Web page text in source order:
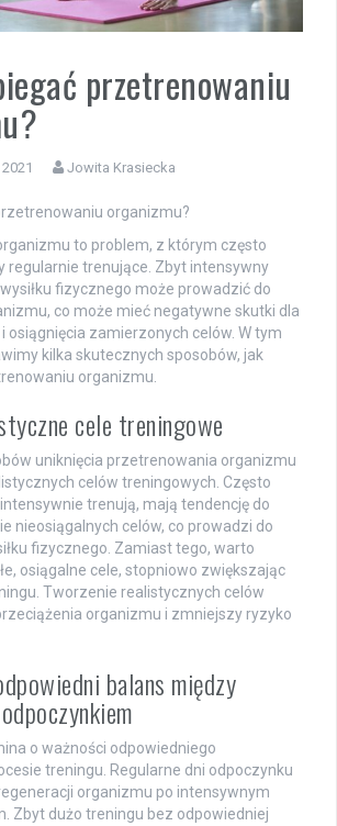
przetrenowaniu
Jowita Krasiecka
organizmu?
to problem, z którym często
regularnie trenujące. Zbyt intensywny
fizycznego może prowadzić do
co może mieć negatywne skutki dla
osiągnięcia zamierzonych celów. W tym
kilka skutecznych sposobów, jak
organizmu.
cele treningowe
uniknięcia przetrenowania organizmu
celów treningowych. Często
trenują, mają tendencję do
nieosiągalnych celów, co prowadzi do
fizycznego. Zamiast tego, warto
osiągalne cele, stopniowo zwiększając
Tworzenie realistycznych celów
organizmu i zmniejszy ryzyko
balans między
o ważności odpowiedniego
treningu. Regularne dni odpoczynku
organizmu po intensywnym
Zbyt dużo treningu bez odpowiedniej